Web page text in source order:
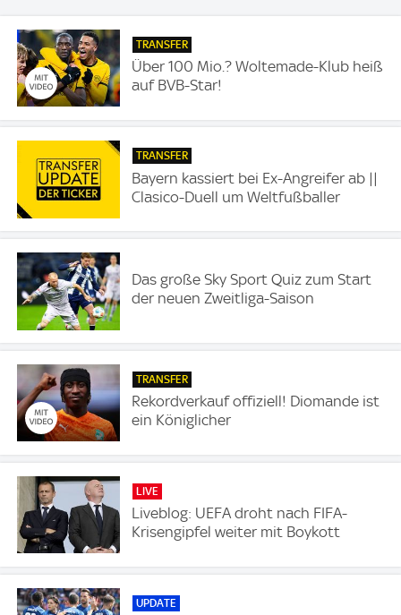
TRANSFER
Über 100 Mio.? Woltemade-Klub heiß
auf BVB-Star!
TRANSFER
Bayern kassiert bei Ex-Angreifer ab ||
Clasico-Duell um Weltfußballer
Das große Sky Sport Quiz zum Start
der neuen Zweitliga-Saison
TRANSFER
Rekordverkauf offiziell! Diomande ist
ein Königlicher
LIVE
Liveblog: UEFA droht nach FIFA-
Krisengipfel weiter mit Boykott
UPDATE